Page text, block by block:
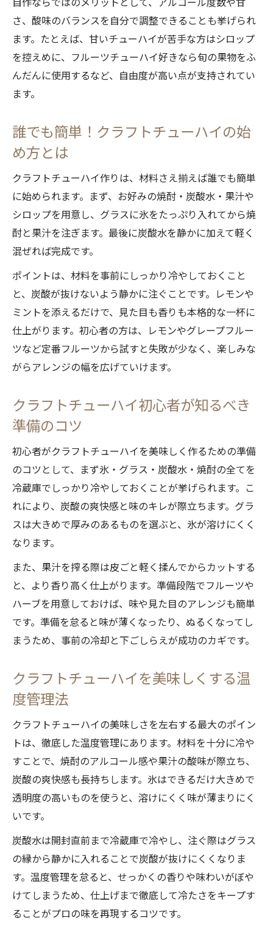
イの世界
焼酎の種類で広がるクラフトチューハイの世界
甲類焼酎と乙類焼酎の違いでクラフトチュ
ーハイ比較
麦焼酎や芋焼酎を使ったクラフトチューハ
焼酎の種類選びがクラフトチューハイの味
を決める
クラフトチューハイ作り方と焼酎の風味の
関係性
初心者におすすめの焼酎でクラフトチュー
ハイ入門
季節の果物を使ったフルーツクラフトチューハ
イ術
旬の果物で彩るクラフトチューハイの作り
方入門
フルーツクラフトチューハイの簡単アレン
ジ術
果汁や皮を活かしたクラフトチューハイの
楽しみ方
甘いクラフトチューハイにおすすめの果物
活用法
フルーツチューハイ作り方で広がる自宅カ
クテル
自分好みのクラフトチューハイを極めるコツ
クラフトチューハイを自分仕様にカスタマ
イズする方法
自宅で極めるクラフトチューハイのアレン
甘さや酸味を調整できるクラフトチューハ
イ作り方
クラフトチューハイの味わい深さを追求す
る工夫
コツ
さ、酸味のバランスを自分で調整できることも挙げられ
ます。たとえば、甘いチューハイが苦手な方はシロップ
を控えめに、フルーツチューハイ好きなら旬の果物をふ
んだんに使用するなど、自由度が高い点が支持されてい
ます。
誰でも簡単！クラフトチューハイの始
め方とは
クラフトチューハイ作りは、材料さえ揃えば誰でも簡単
に始められます。まず、お好みの焼酎・炭酸水・果汁や
シロップを用意し、グラスに氷をたっぷり入れてから焼
酎と果汁を注ぎます。最後に炭酸水を静かに加えて軽く
混ぜれば完成です。
ポイントは、材料を事前にしっかり冷やしておくこと
と、炭酸が抜けないよう静かに注ぐことです。レモンや
ミントを添えるだけで、見た目も香りも本格的な一杯に
仕上がります。初心者の方は、レモンやグレープフルー
ツなど定番フルーツから試すと失敗が少なく、楽しみな
がらアレンジの幅を広げていけます。
クラフトチューハイ初心者が知るべき
準備のコツ
初心者がクラフトチューハイを美味しく作るための準備
のコツとして、まず氷・グラス・炭酸水・焼酎の全てを
冷蔵庫でしっかり冷やしておくことが挙げられます。こ
れにより、炭酸の爽快感と味のキレが際立ちます。グラ
スは大きめで厚みのあるものを選ぶと、氷が溶けにくく
なります。
また、果汁を搾る際は皮ごと軽く揉んでからカットする
と、より香り高く仕上がります。準備段階でフルーツや
ハーブを用意しておけば、味や見た目のアレンジも簡単
です。準備を怠ると味が薄くなったり、ぬるくなってし
まうため、事前の冷却と下ごしらえが成功のカギです。
クラフトチューハイを美味しくする温
度管理法
クラフトチューハイの美味しさを左右する最大のポイン
トは、徹底した温度管理にあります。材料を十分に冷や
すことで、焼酎のアルコール感や果汁の酸味が際立ち、
炭酸の爽快感も長持ちします。氷はできるだけ大きめで
透明度の高いものを使うと、溶けにくく味が薄まりにく
いです。
炭酸水は開封直前まで冷蔵庫で冷やし、注ぐ際はグラス
の縁から静かに入れることで炭酸が抜けにくくなりま
す。温度管理を怠ると、せっかくの香りや味わいがぼや
けてしまうため、仕上げまで徹底して冷たさをキープす
ることがプロの味を再現するコツです。